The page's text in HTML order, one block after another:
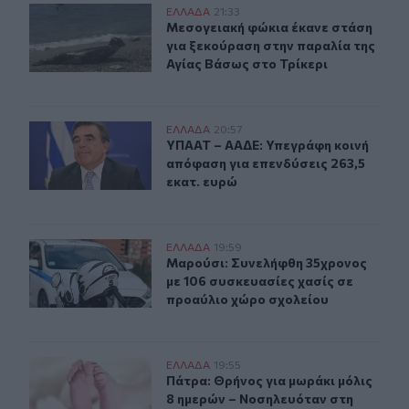
Μεσογειακή φώκια έκανε στάση για ξεκούραση στην
ΕΛΛAΔΑ 21:33
Μεσογειακή φώκια έκανε στάση
Μεσογειακή φώκια έκανε στάση
για ξεκούραση στην παραλία της
Αγίας Βάσως στο Τρίκερι
ΥΠΑΑΤ – ΑΑΔΕ: Υπεγράφη κοινή απόφαση για
ΕΛΛAΔΑ 20:57
ΥΠΑΑΤ – ΑΑΔΕ: Υπεγράφη κοινή
ΥΠΑΑΤ – ΑΑΔΕ: Υπεγράφη κοινή
απόφαση για επενδύσεις 263,5
εκατ. ευρώ
Μαρούσι: Συνελήφθη 35χρονος με 106 συσκευασίες
ΕΛΛAΔΑ 19:59
Μαρούσι: Συνελήφθη 35χρονος με
Μαρούσι: Συνελήφθη 35χρονος
με 106 συσκευασίες χασίς σε
προαύλιο χώρο σχολείου
Πάτρα: Θρήνος για μωράκι μόλις 8 ημερών –
ΕΛΛAΔΑ 19:55
Πάτρα: Θρήνος για μωράκι μόλις
Πάτρα: Θρήνος για μωράκι μόλις
8 ημερών – Νοσηλευόταν στη